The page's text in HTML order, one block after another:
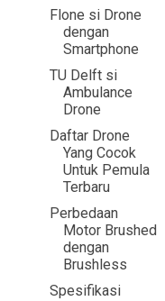
Flone si Drone
dengan
Smartphone
TU Delft si
Ambulance
Drone
Daftar Drone
Yang Cocok
Untuk Pemula
Terbaru
Perbedaan
Motor Brushed
dengan
Brushless
Spesifikasi